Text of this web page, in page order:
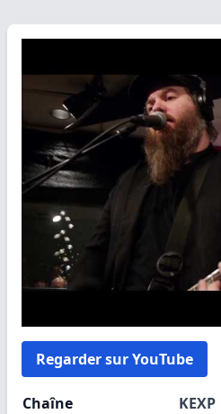
Regarder sur YouTube
Chaîne
KEXP